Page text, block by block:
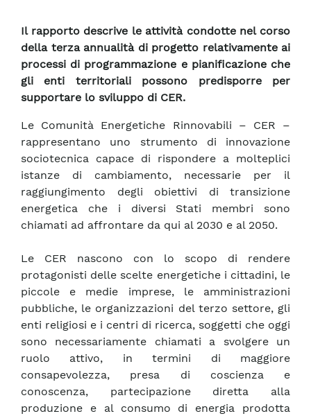
Il rapporto descrive le attività condotte nel corso
della terza annualità di progetto relativamente ai
processi di programmazione e pianificazione che
gli enti territoriali possono predisporre per
supportare lo sviluppo di CER.
Le Comunità Energetiche Rinnovabili – CER –
rappresentano uno strumento di innovazione
sociotecnica capace di rispondere a molteplici
istanze di cambiamento, necessarie per il
raggiungimento degli obiettivi di transizione
energetica che i diversi Stati membri sono
chiamati ad affrontare da qui al 2030 e al 2050.
Le CER nascono con lo scopo di rendere
protagonisti delle scelte energetiche i cittadini, le
piccole e medie imprese, le amministrazioni
pubbliche, le organizzazioni del terzo settore, gli
enti religiosi e i centri di ricerca, soggetti che oggi
sono necessariamente chiamati a svolgere un
ruolo attivo, in termini di maggiore
consapevolezza, presa di coscienza e
conoscenza, partecipazione diretta alla
produzione e al consumo di energia prodotta